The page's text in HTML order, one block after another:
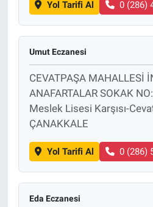
Yol Tarifi Al 0 (286)
Umut Eczanesi
CEVATPAŞA MAHALLESİ
ANAFARTALAR SOKAK
Meslek Lisesi Karşısı-
ÇANAKKALE
Yol Tarifi Al 0 (286)
Eda Eczanesi